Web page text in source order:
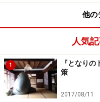
エレガントな花柄に仕上
プレミアゼリーには、
イ、トマトベリーの7種
他の
人気
1
『となり
策
2017/08/11